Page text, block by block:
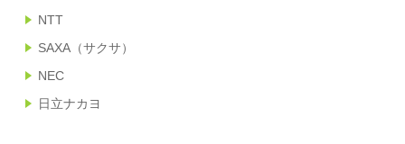
NTT
SAXA（サクサ）
NEC
日立ナカヨ